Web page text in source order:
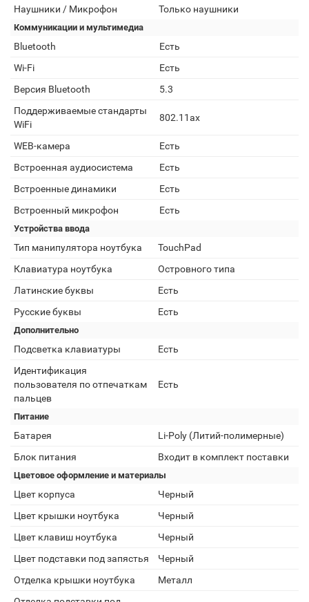
Наушники / Микрофон
Только наушники
Коммуникации и мультимедиа
Bluetooth
Есть
Wi-Fi
Есть
Версия Bluetooth
5.3
Поддерживаемые стандарты
WiFi
802.11ax
WEB-камера
Есть
Встроенная аудиосистема
Есть
Встроенные динамики
Есть
Встроенный микрофон
Есть
Устройства ввода
Тип манипулятора ноутбука
TouchPad
Клавиатура ноутбука
Островного типа
Латинские буквы
Есть
Русские буквы
Есть
Дополнительно
Подсветка клавиатуры
Есть
Идентификация
пользователя по отпечаткам
пальцев
Есть
Питание
Батарея
Li-Poly (Литий-полимерные)
Блок питания
Входит в комплект поставки
Цветовое оформление и материалы
Цвет корпуса
Черный
Цвет крышки ноутбука
Черный
Цвет клавиш ноутбука
Черный
Цвет подставки под запястья
Черный
Отделка крышки ноутбука
Металл